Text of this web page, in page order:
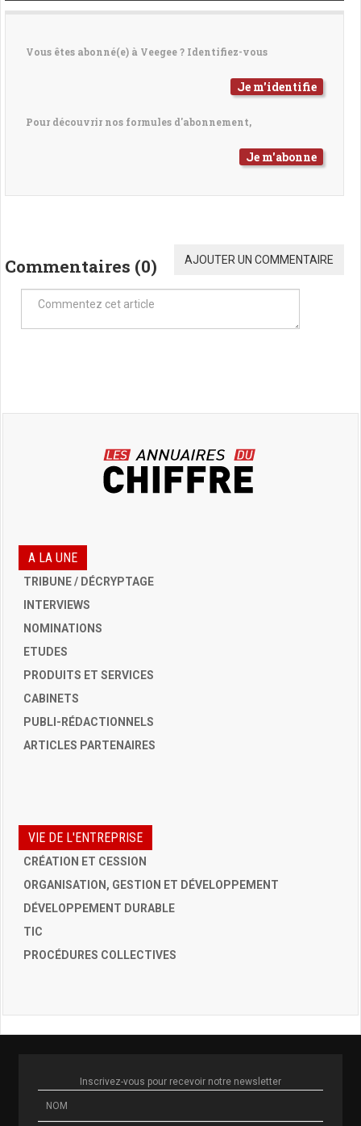
Vous êtes abonné(e) à Veegee ? Identifiez-vous
Je m'identifie
Pour découvrir nos formules d'abonnement,
Je m'abonne
Commentaires (0) AJOUTER UN COMMENTAIRE
A LA UNE
TRIBUNE / DÉCRYPTAGE
INTERVIEWS
NOMINATIONS
ETUDES
PRODUITS ET SERVICES
CABINETS
PUBLI-RÉDACTIONNELS
ARTICLES PARTENAIRES
VIE DE L'ENTREPRISE
CRÉATION ET CESSION
ORGANISATION, GESTION ET DÉVELOPPEMENT
DÉVELOPPEMENT DURABLE
TIC
PROCÉDURES COLLECTIVES
Inscrivez-vous pour recevoir notre newsletter